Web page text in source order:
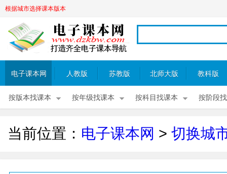
根据城市选择课本版本
电子课本网 人教版 苏教版 北师大版 教科版
按版本找课本 按年级找课本 按科目找课本 按阶段
当前位置： 电子课本网 > 切换城